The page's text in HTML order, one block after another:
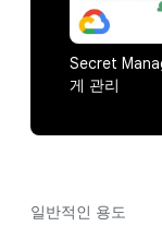
Secret
게 관리
일반적인 용도